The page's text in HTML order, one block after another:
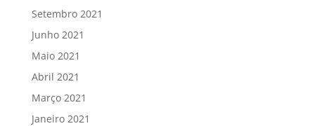
Setembro 2021
Junho 2021
Maio 2021
Abril 2021
Março 2021
Janeiro 2021